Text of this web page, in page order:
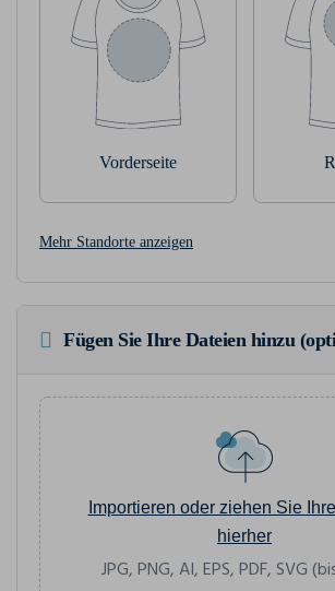
Vorderseite
Mehr Standorte anzeigen
Fügen Sie Ihre Dateien hinzu
Importieren oder ziehen Sie
hierher
JPG, PNG, AI, EPS, PDF, SVG